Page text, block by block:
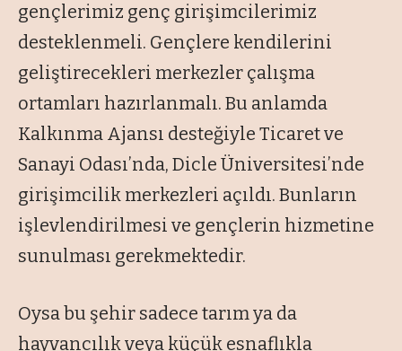
gençlerimiz genç girişimcilerimiz
desteklenmeli. Gençlere kendilerini
geliştirecekleri merkezler çalışma
ortamları hazırlanmalı. Bu anlamda
Kalkınma Ajansı desteğiyle Ticaret ve
Sanayi Odası’nda, Dicle Üniversitesi’nde
girişimcilik merkezleri açıldı. Bunların
işlevlendirilmesi ve gençlerin hizmetine
sunulması gerekmektedir.
Oysa bu şehir sadece tarım ya da
hayvancılık veya küçük esnaflıkla